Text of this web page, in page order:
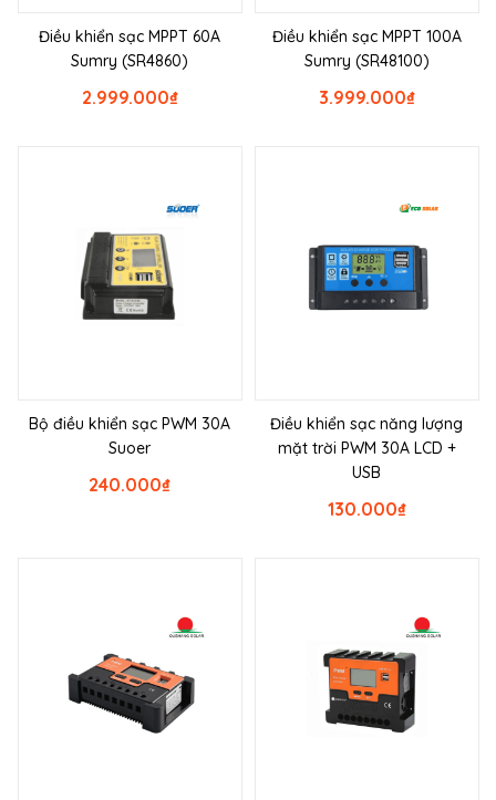
Điều khiển sạc MPPT 60A
Sumry (SR4860)
₫
2.999.000
Điều khiển sạc MPPT 100A
Sumry (SR48100)
₫
3.999.000
Bộ điều khiển sạc PWM 30A
Suoer
₫
240.000
Điều khiển sạc năng lượng
mặt trời PWM 30A LCD +
USB
₫
130.000